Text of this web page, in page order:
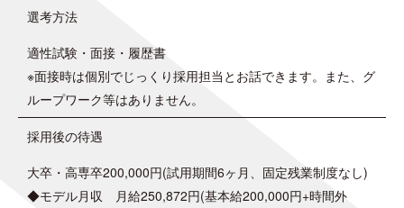
選考方法
適性試験・面接・履歴書
※面接時は個別でじっくり採用担当とお話できます。また、グ
ループワーク等はありません。
採用後の待遇
大卒・高専卒200,000円(試用期間6ヶ月、固定残業制度なし)
◆モデル月収 月給250,872円(基本給200,000円+時間外